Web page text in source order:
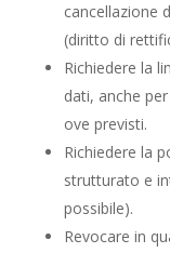
cancellazione
(diritto di
Richiedere la
dati, anche
ove previsti.
Richiedere la
strutturato e
possibile).
Revocare in